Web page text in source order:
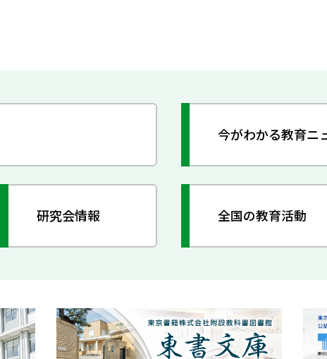
今がわかる教育ニ
研究会情報 全国の教育活動